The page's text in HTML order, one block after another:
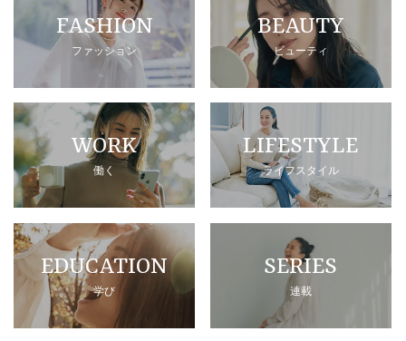
FASHION
ファッション
BEAUTY
ビューティ
WORK
働く
LIFESTYLE
ライフスタイル
EDUCATION
学び
SERIES
連載